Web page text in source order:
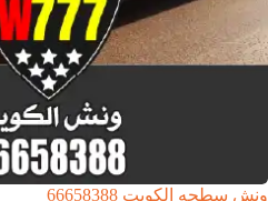
ونش سطحه الكويت 66658388